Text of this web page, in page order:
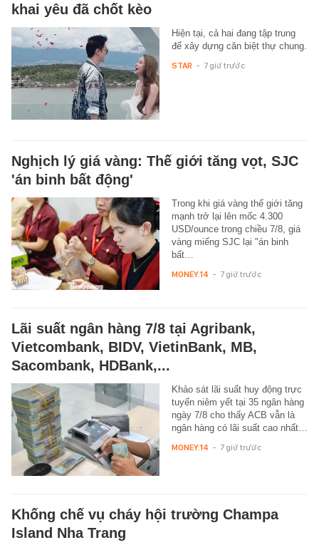
khai yêu đã chốt kèo
Hiện tại, cả hai đang tập trung
để xây dựng căn biệt thự chung.
STAR - 7 giờ trước
Nghịch lý giá vàng: Thế giới tăng vọt, SJC
'án binh bất động'
Trong khi giá vàng thế giới tăng
mạnh trở lại lên mốc 4.300
USD/ounce trong chiều 7/8, giá
vàng miếng SJC lại "án binh
bất…
MONEY.14 - 7 giờ trước
Lãi suất ngân hàng 7/8 tại Agribank,
Vietcombank, BIDV, VietinBank, MB,
Sacombank, HDBank,...
Khảo sát lãi suất huy động trực
tuyến niêm yết tại 35 ngân hàng
ngày 7/8 cho thấy ACB vẫn là
ngân hàng có lãi suất cao nhất…
MONEY.14 - 7 giờ trước
Khống chế vụ cháy hội trường Champa
Island Nha Trang